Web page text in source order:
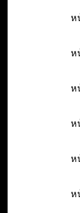
ห
ห
ห
ห
ห
ห